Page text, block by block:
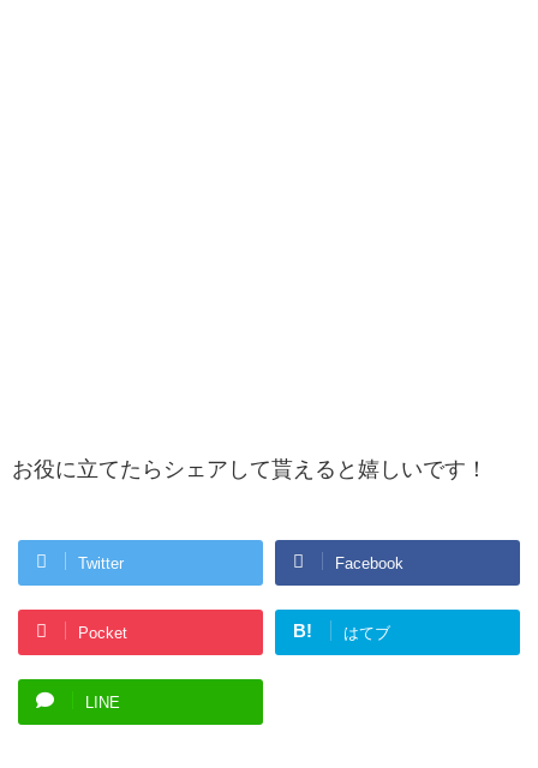
お役に立てたらシェアして貰えると嬉しいです！
Twitter Facebook
Pocket B! はてブ
LINE